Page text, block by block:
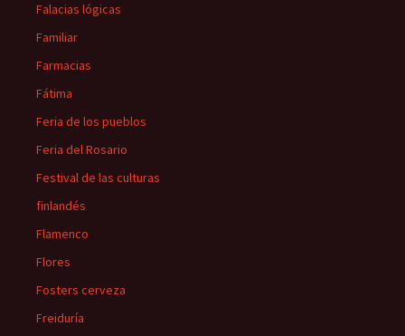
Falacias lógicas
Familiar
Farmacias
Fátima
Feria de los pueblos
Feria del Rosario
Festival de las culturas
finlandés
Flamenco
Flores
Fosters cerveza
Freiduría